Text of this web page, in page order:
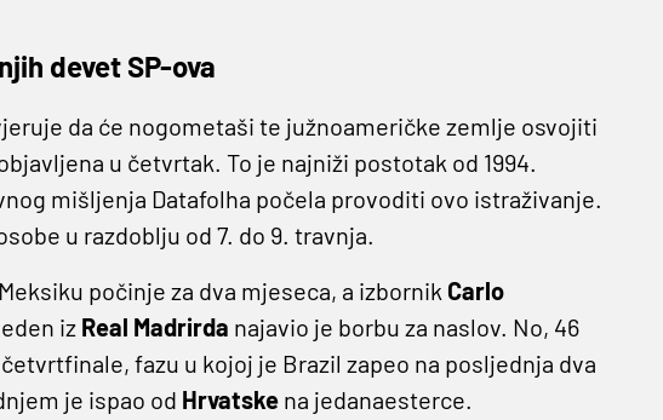
devet SP-ova
da će nogometaši te južnoameričke zemlje osvojiti
u četvrtak. To je najniži postotak od 1994.
mišljenja Datafolha počela provoditi ovo istraživanje.
u razdoblju od 7. do 9. travnja.
počinje za dva mjeseca, a izbornik Carlo
iz Real Madrirda najavio je borbu za naslov. No, 46
fazu u kojoj je Brazil zapeo na posljednja dva
je ispao od Hrvatske na jedanaesterce.